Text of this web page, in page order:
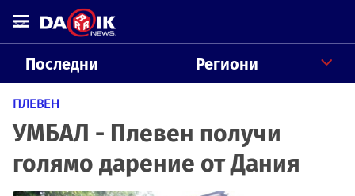
Последни Региони
ПЛЕВЕН
УМБАЛ - Плевен получи
голямо дарение от Дания